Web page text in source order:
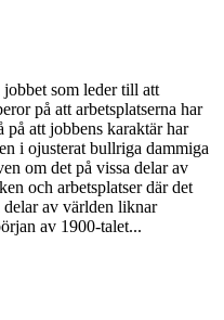
som leder till att
på att arbetsplatserna har
att jobbens karaktär har
i ojusterat bullriga dammiga
om det på vissa delar av
och arbetsplatser där det
av världen liknar
av 1900-talet...